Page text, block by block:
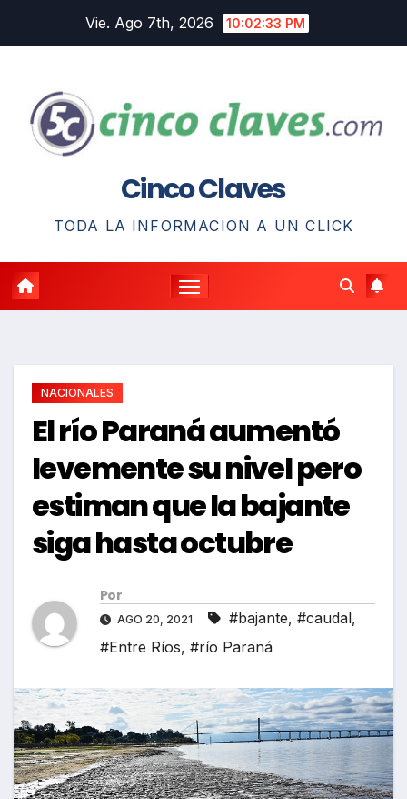
Vie. Ago 7th, 2026 10:02:34 PM
Cinco Claves
TODA LA INFORMACION A UN CLICK
NACIONALES
El río Paraná aumentó
levemente su nivel pero
estiman que la bajante
siga hasta octubre
Por
AGO 20, 2021 #bajante, #caudal,
#Entre Ríos, #río Paraná